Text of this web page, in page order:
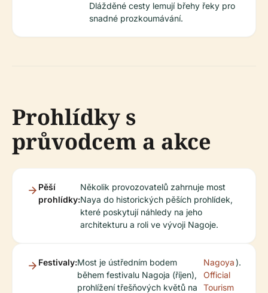
Dlážděné cesty lemují břehy řeky pro
snadné prozkoumávání.
Prohlídky s
průvodcem a akce
Pěší
prohlídky:
Několik provozovatelů zahrnuje most
Naya do historických pěších prohlídek,
které poskytují náhledy na jeho
architekturu a roli ve vývoji Nagoje.
Festivaly:Most je ústředním bodem
během festivalu Nagoja (říjen),
prohlížení třešňových květů na
Nagoya
Official
Tourism
).